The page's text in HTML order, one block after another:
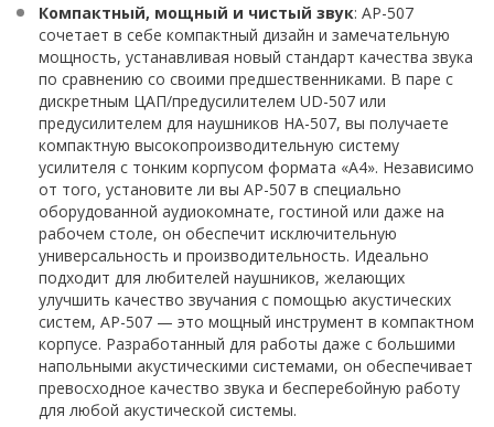
Компактный, мощный и чистый звук: AP-507
сочетает в себе компактный дизайн и замечательную
мощность, устанавливая новый стандарт качества звука
по сравнению со своими предшественниками. В паре с
дискретным ЦАП/предусилителем UD-507 или
предусилителем для наушников HA-507, вы получаете
компактную высокопроизводительную систему
усилителя с тонким корпусом формата «А4». Независимо
от того, установите ли вы AP-507 в специально
оборудованной аудиокомнате, гостиной или даже на
рабочем столе, он обеспечит исключительную
универсальность и производительность. Идеально
подходит для любителей наушников, желающих
улучшить качество звучания с помощью акустических
систем, AP-507 — это мощный инструмент в компактном
корпусе. Разработанный для работы даже с большими
напольными акустическими системами, он обеспечивает
превосходное качество звука и бесперебойную работу
для любой акустической системы.